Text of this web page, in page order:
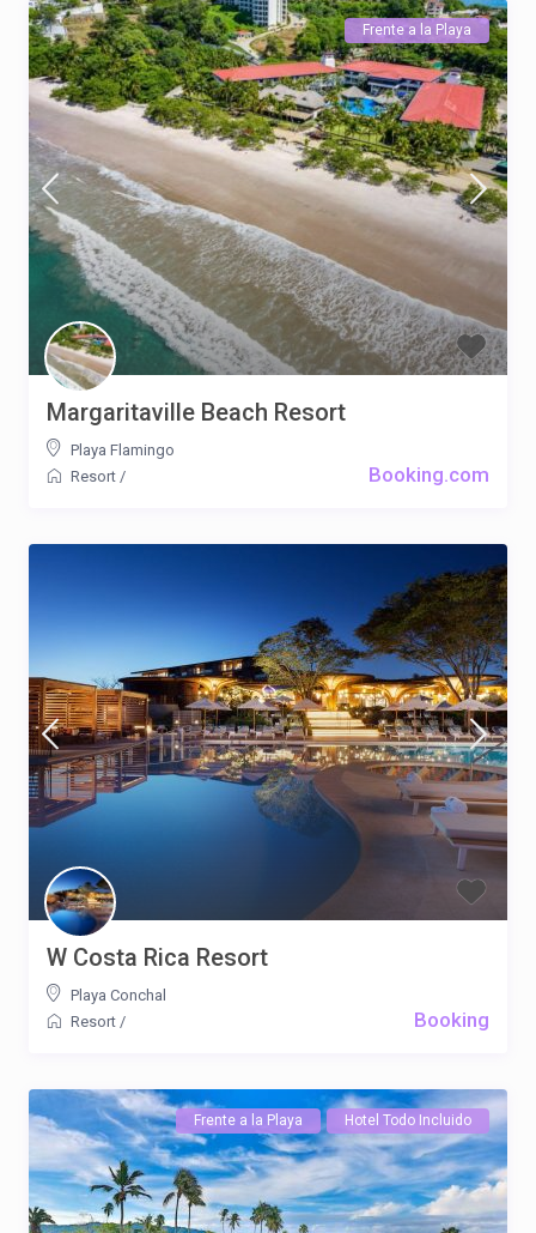
Frente a la Playa
Booking.com
Margaritaville Beach Resort
Playa Flamingo
Resort /
Booking
W Costa Rica Resort
Playa Conchal
Resort /
Frente a la Playa Hotel Todo Incluido